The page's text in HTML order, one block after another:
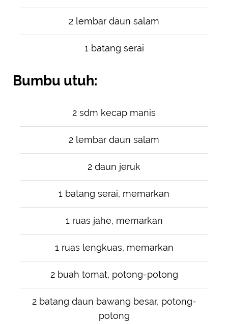
2 lembar daun salam
1 batang serai
Bumbu utuh:
2 sdm kecap manis
2 lembar daun salam
2 daun jeruk
1 batang serai, memarkan
1 ruas jahe, memarkan
1 ruas lengkuas, memarkan
2 buah tomat, potong-potong
2 batang daun bawang besar, potong-
potong